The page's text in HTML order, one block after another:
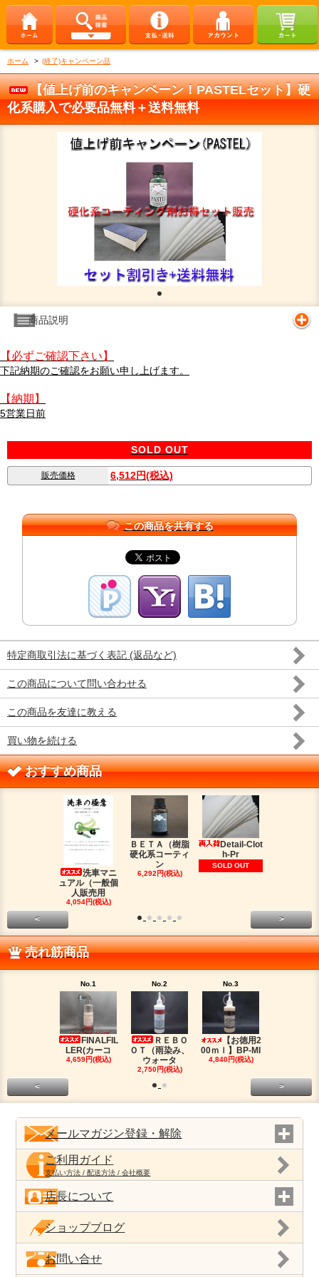
ホーム > (終了)キャンペーン品
【値上げ前のキャンペーン！PASTELセット】硬
化系購入で必要品無料＋送料無料
商品説明
【必ずご確認下さい】
下記納期のご確認をお願い申し上げます。
【納期】
5営業日前
SOLD OUT
販売価格 6,512円(税込)
この商品を共有する
特定商取引法に基づく表記 (返品など)
この商品について問い合わせる
この商品を友達に教える
買い物を続ける
おすすめ商品
洗車マニ
ュアル（一般個
人販売用
4,054円(税込)
ＢＥＴＡ（樹脂
硬化系コーティ
ン
6,292円(税込)
Detail-Clot
h-Pr
SOLD OUT
< >
売れ筋商品
No.1
FINALFIL
LER(カーコ
4,659円(税込)
No.2
ＲＥＢＯ
ＯＴ（雨染み、
ウォータ
2,750円(税込)
No.3
【お徳用2
00ｍｌ】BP-MI
4,840円(税込)
< >
メールマガジン登録・解除
ご利用ガイド
支払い方法 / 配送方法 / 会社概要
店長について
ショップブログ
お問い合せ